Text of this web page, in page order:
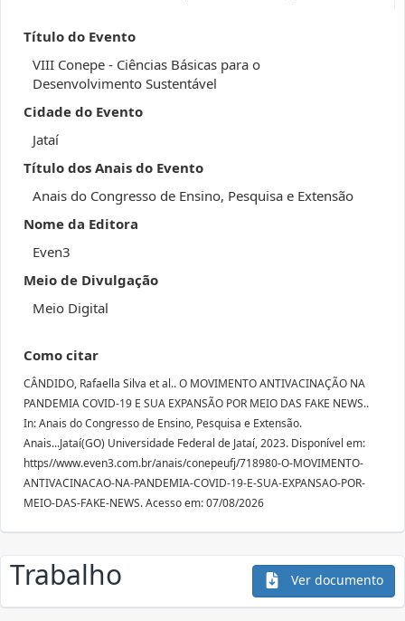
Título do Evento
VIII Conepe - Ciências Básicas para o
Desenvolvimento Sustentável
Cidade do Evento
Jataí
Título dos Anais do Evento
Anais do Congresso de Ensino, Pesquisa e Extensão
Nome da Editora
Even3
Meio de Divulgação
Meio Digital
Como citar
CÂNDIDO, Rafaella Silva et al.. O MOVIMENTO ANTIVACINAÇÃO NA
PANDEMIA COVID-19 E SUA EXPANSÃO POR MEIO DAS FAKE NEWS..
In: Anais do Congresso de Ensino, Pesquisa e Extensão.
Anais...Jataí(GO) Universidade Federal de Jataí, 2023. Disponível em:
https//www.even3.com.br/anais/conepeufj/718980-O-MOVIMENTO-
ANTIVACINACAO-NA-PANDEMIA-COVID-19-E-SUA-EXPANSAO-POR-
MEIO-DAS-FAKE-NEWS. Acesso em: 07/08/2026
Trabalho Ver documento